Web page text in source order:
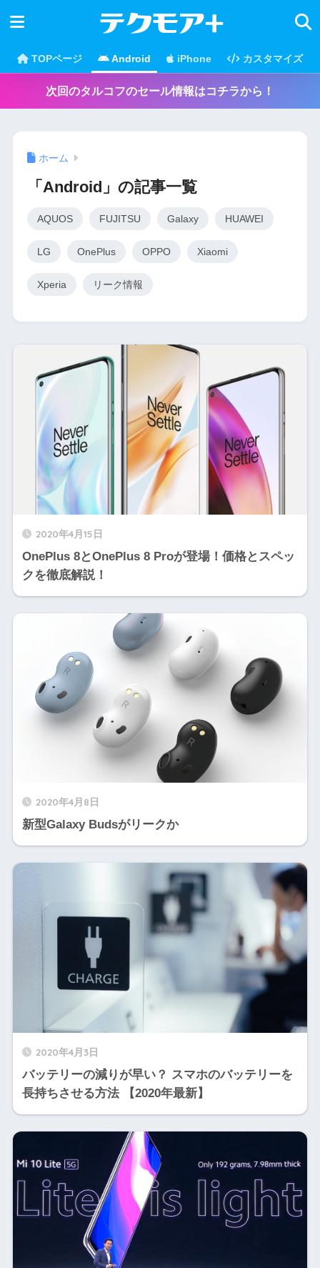
TOPページ Android iPhone カスタマイズ
次回のタルコフのセール情報はコチラから！
ホーム
「Android」の記事一覧
AQUOS FUJITSU Galaxy HUAWEI
LG OnePlus OPPO Xiaomi
Xperia リーク情報
2020年4月15日
OnePlus 8とOnePlus 8 Proが登場！価格とスペッ
クを徹底解説！
2020年4月8日
新型Galaxy Budsがリークか
2020年4月3日
バッテリーの減りが早い？ スマホのバッテリーを
長持ちさせる方法 【2020年最新】